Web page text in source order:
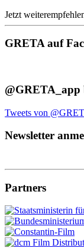
Jetzt
GRETA auf
@GRETA_app
Tweets von
Newsletter
Partners